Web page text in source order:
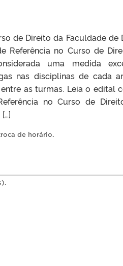
de Direito da Faculdade
Referência no Curso de
uma medida
nas disciplinas de cada
as turmas. Leia o edital
no Curso de
de horário.